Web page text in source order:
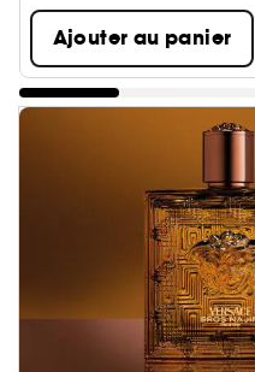
Ajouter au panier